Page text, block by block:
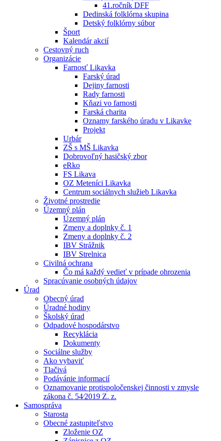
41.ročník DFF
Dedinská folklórna skupina
Detský folklórny súbor
Šport
Kalendár akcií
Cestovný ruch
Organizácie
Farnosť Likavka
Farský úrad
Dejiny farnosti
Rady farnosti
Kňazi vo farnosti
Farská charita
Oznamy farského úradu v Likavke
Projekt
Urbár
ZŠ s MŠ Likavka
Dobrovoľný hasičský zbor
eRko
FS Likava
OZ Meteníci Likavka
Centrum sociálnych služieb Likavka
Životné prostredie
Územný plán
Územný plán
Zmeny a doplnky č. 1
Zmeny a doplnky č. 2
IBV Strážnik
IBV Strelnica
Civilná ochrana
Čo má každý vedieť v prípade ohrozenia
Spracúvanie osobných údajov
Úrad
Obecný úrad
Úradné hodiny
Školský úrad
Odpadové hospodárstvo
Recyklácia
Dokumenty
Sociálne služby
Ako vybaviť
Tlačivá
Podávánie informacií
Oznamovanie protispoločenskej činnosti v zmysle
zákona č. 54⁄2019 Z. z.
Samospráva
Starosta
Obecné zastupiteľstvo
Zloženie OZ